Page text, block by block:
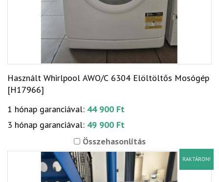
Használt Whirlpool AWO/C 6304 Elöltöltős Mosógép
[H17966]
1 hónap garanciával: 44 900 Ft
3 hónap garanciával: 49 900 Ft
Összehasonlítás
RAKTÁRON!